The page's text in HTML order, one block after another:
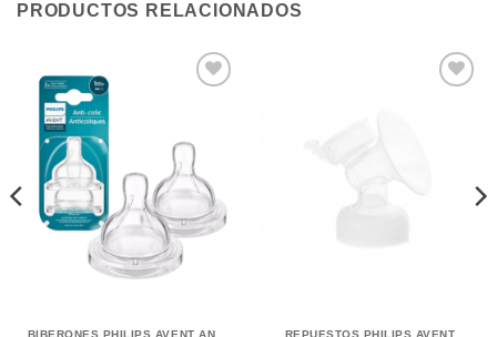
PRODUCTOS RELACIONADOS
REPUESTOS PHILIPS AVENT